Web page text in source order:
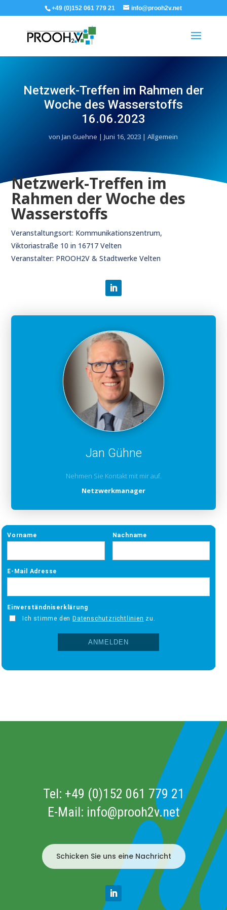
+49 (0)152 061 779 21 info@prooh2v.net
Netzwerk-Treffen im Rahmen der
Woche des Wasserstoffs
16.06.2023
vonJan Guehne |Juni 16, 2023 |Allgemein
Netzwerk-Treffen im
Rahmen der Woche des
Wasserstoffs
Veranstaltungsort: Kommunikationszentrum,
Viktoriastraße 10 in 16717 Velten
Veranstalter: PROOH2V & Stadtwerke Velten
Jan Gühne
Nehmen Sie Kontakt mit mir auf.
Netzwerkmanager
Tel: +49 (0)152 061 779 21
E-Mail: info@prooh2v.net
Schicken Sie uns eine Nachricht